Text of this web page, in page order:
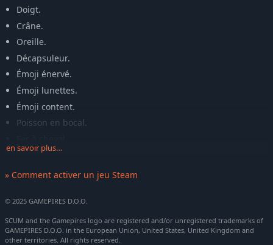
Doigt.
Crâne.
Oreille.
Décapsuleur.
Émoji énervé.
Émoji lunettes.
Émoji content.
Poisson en bocal.
Patin à roulettes.
Épée.
Yin et yang.
TEC01.
Sucre d'orge.
en savoir plus…
» Comment activer un jeu Steam
© 2025 GAMEPIRES D.O.O.
SCUM and the Gamepires logo are registered and/or unregistered trademarks of
GAMEPIRES D.O.O. in the European Union, United States, United Kingdom and
other territories. All rights reserved.